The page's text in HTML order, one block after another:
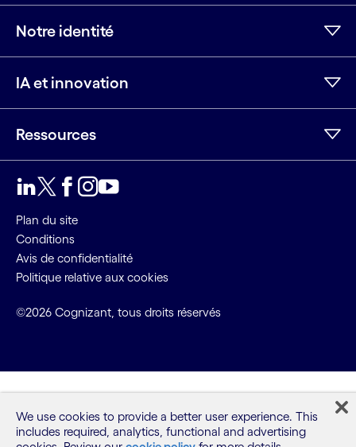
Notre identité
IA et innovation
Ressources
Plan du site
Conditions
Avis de confidentialité
Politique relative aux cookies
©2026 Cognizant, tous droits réservés
We use cookies to provide a better user experience. This
includes required, analytics, functional and advertising